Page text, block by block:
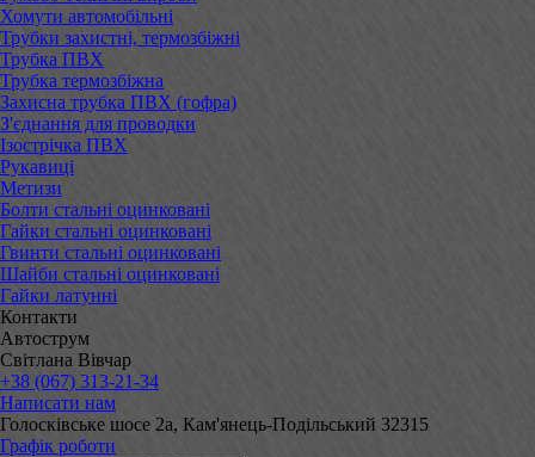
Хомути автомобільні
Трубки захистні, термозбіжні
Трубка ПВХ
Трубка термозбіжна
Захисна трубка ПВХ (гофра)
З'єднання для проводки
Ізострічка ПВХ
Рукавиці
Метизи
Болти стальні оцинковані
Гайки стальні оцинковані
Гвинти стальні оцинковані
Шайби стальні оцинковані
Гайки латунні
Контакти
Автострум
Світлана Вівчар
+38 (067) 313-21-34
Написати нам
Голосківське шосе 2а, Кам'янець-Подільський 32315
Графік роботи